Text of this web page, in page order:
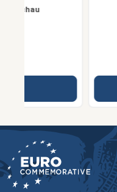
Sagrada